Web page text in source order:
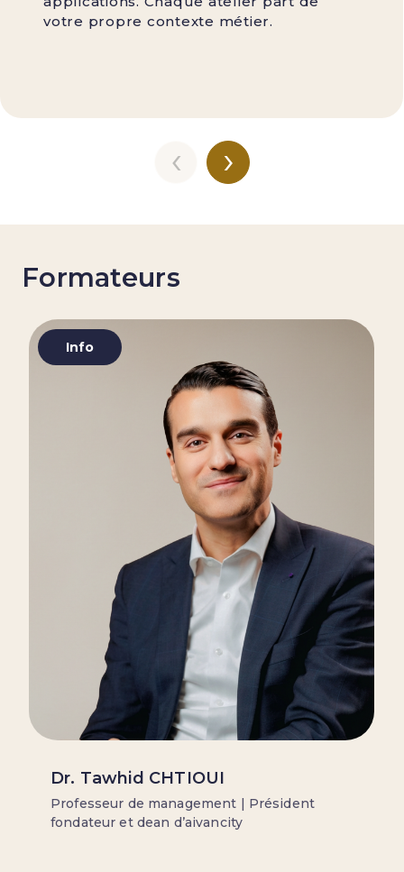
votre propre contexte métier.
‹ ›
Formateurs
Info
Dr. Tawhid CHTIOUI
Professeur de management | Président
fondateur et dean d’aivancity